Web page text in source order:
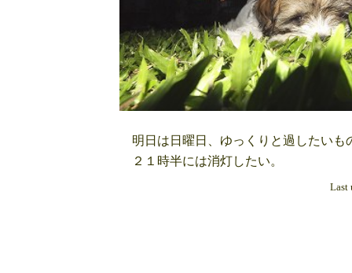
明日は日曜日、ゆっくりと過したいも
２１時半には消灯したい。
Last